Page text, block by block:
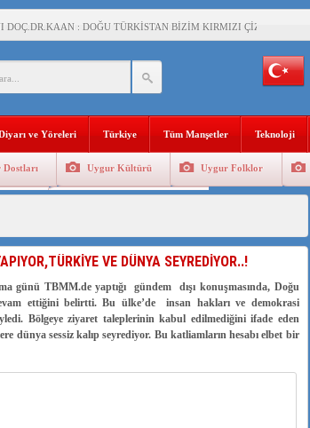
: DOĞU TÜRKİSTAN BİZİM KIRMIZI ÇİZGİMİZDİR!”
: ÇİN İŞGALİNDEKİ DOĞU TÜRKİSTAN
ÖVEN DİYANET AKADEMİSİ BAŞKANI’NA TEPKİLER SÜRÜYOR
: 05.07.2009 URUMÇİ ŞEHİTLERİNİ RAHMETLE ANIYORUZ
TRABZON ZİYARETİ
: TEMMUZ AYI,DOĞU TÜRKİSTAN İÇİN KATLİAM AYI DEĞİLDİR !
EN AZ 143 BİN UYGUR ÇOCUĞU AİLELERİNDEN KOPARDI
BİR VİTRİN Mİ, SUSTURULMUŞBER HAFİZA Mİ?
ve Yöreleri Türkiye Tüm Manşetler Teknoloji
Dostları Uygur Kültürü Uygur Folklor
VE DÜNYA SEYREDİYOR..!
TBMM.de yaptığı gündem dışı konuşmasında, Doğu
ettiğini belirtti. Bu ülke’de insan hakları ve demokrasi
Bölgeye ziyaret taleplerinin kabul edilmediğini ifade eden
dünya sessiz kalıp seyrediyor. Bu katliamların hesabı elbet bir